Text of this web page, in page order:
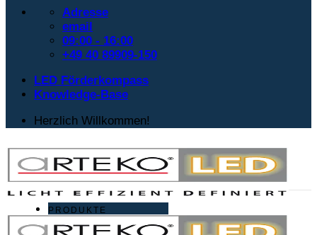
Adresse
email
09:00 - 16:00
+49 40 89909-150
LED Förderkompass
Knowledge-Base
Herzlich Willkommen!
PRODUKTE